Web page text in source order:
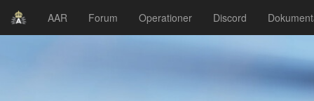
AAR Forum Operationer Discord